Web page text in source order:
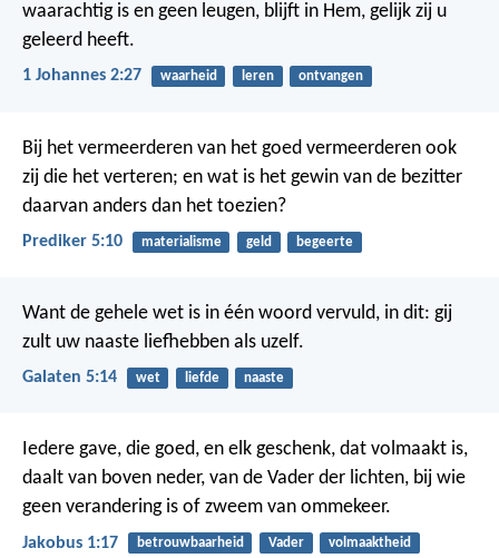
waarachtig is en geen leugen, blijft in Hem, gelijk zij u
geleerd heeft.
1 Johannes 2:27 waarheid leren ontvangen
Bij het vermeerderen van het goed vermeerderen ook
zij die het verteren; en wat is het gewin van de bezitter
daarvan anders dan het toezien?
Prediker 5:10 materialisme geld begeerte
Want de gehele wet is in één woord vervuld, in dit: gij
zult uw naaste liefhebben als uzelf.
Galaten 5:14 wet liefde naaste
Iedere gave, die goed, en elk geschenk, dat volmaakt is,
daalt van boven neder, van de Vader der lichten, bij wie
geen verandering is of zweem van ommekeer.
Jakobus 1:17 betrouwbaarheid Vader volmaaktheid